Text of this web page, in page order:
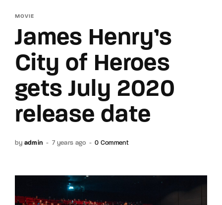
MOVIE
James Henry’s
City of Heroes
gets July 2020
release date
by admin 7 years ago 0 Comment